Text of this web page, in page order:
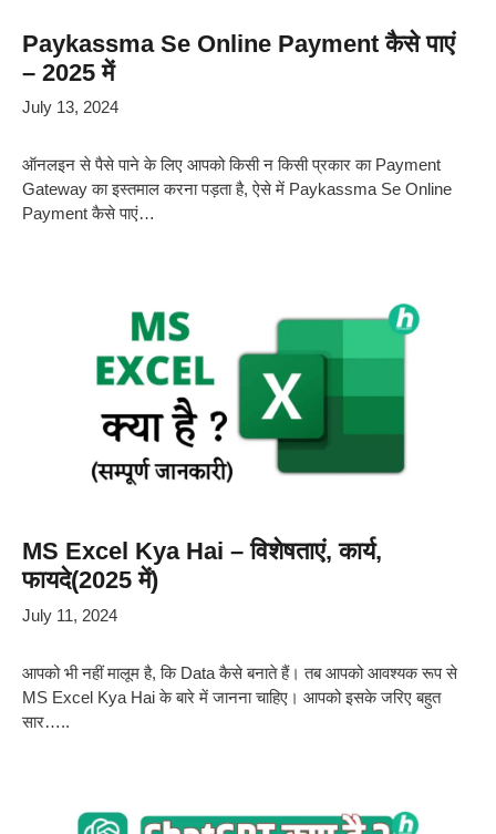
Paykassma Se Online Payment कैसे पाएं
– 2025 में
July 13, 2024
ऑनलइन से पैसे पाने के लिए आपको किसी न किसी प्रकार का Payment
Gateway का इस्तमाल करना पड़ता है, ऐसे में Paykassma Se Online
Payment कैसे पाएं…
MS Excel Kya Hai – विशेषताएं, कार्य,
फायदे(2025 में)
July 11, 2024
आपको भी नहीं मालूम है, कि Data कैसे बनाते हैं। तब आपको आवश्यक रूप से
MS Excel Kya Hai के बारे में जानना चाहिए। आपको इसके जरिए बहुत
सार…..